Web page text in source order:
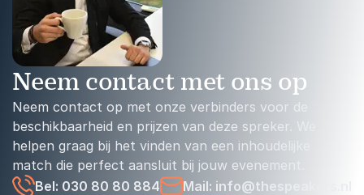
Neem contact met ons op
Neem contact op met onze verbinders voor de
beschikbaarheid en prijzen van deze spreker. We
helpen graag bij het vinden van een inhoudelijke
match die perfect aansluit bij jouw evenement.
Bel: 030 80 80 884
Mail: info@thespeakers.nl